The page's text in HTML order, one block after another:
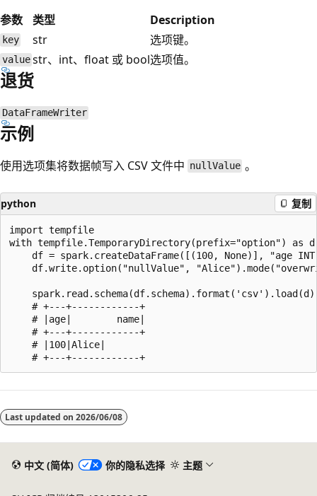
参数 类型 Description
key str 选项键。
value str、int、float 或 bool选项值。
退货
DataFrameWriter
示例
使用选项集将数据帧写入 CSV 文件中 nullValue 。
python 复制
import tempfile
with tempfile.TemporaryDirectory(prefix="option") as
df = spark.createDataFrame([(100, None)], "age
df.write.option("nullValue",
    # +---+------------+
    # |age|        name|
    # +---+------------+
    # |100|Alice|
模
式
Last updated on 2026/06/08
中文 (简体) 你的隐私选择 主题